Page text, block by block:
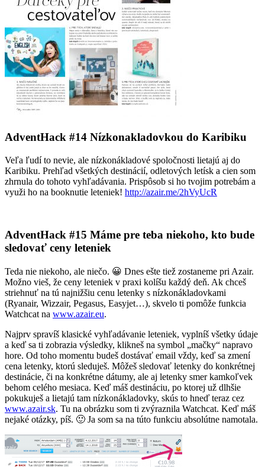
AdventHack #14 Nízkonakladovkou do Karibiku
Veľa ľudí to nevie, ale nízkonákladové spoločnosti lietajú aj do
Karibiku. Prehľad všetkých destinácií, odletových letísk a cien som
zhrnula do tohoto vyhľadávania. Prispôsob si ho tvojim potrebám a
využi ho na booknutie leteniek! http://azair.me/2hVyUcR
AdventHack #15 Máme pre teba niekoho, kto bude
sledovať ceny leteniek
Teda nie niekoho, ale niečo. 😀 Dnes ešte tiež zostaneme pri Azair.
Možno vieš, že ceny leteniek v praxi kolíšu každý deň. Ak chceš
striehnuť na tú najnižšiu cenu letenky s nízkonákladovkami
(Ryanair, Wizzair, Pegasus, Easyjet…), skvelo ti pomôže funkcia
Watchcat na www.azair.eu.
Najprv spravíš klasické vyhľadávanie leteniek, vyplníš všetky údaje
a keď sa ti zobrazia výsledky, klikneš na symbol „mačky“ napravo
hore. Od toho momentu budeš dostávať email vždy, keď sa zmení
cena letenky, ktorú sleduješ. Môžeš sledovať letenky do konkrétnej
destinácie, či na konkrétne dátumy, ale aj letenky smer kamkoľvek
behom celého mesiaca. Keď máš destináciu, po ktorej už dlhšie
pokukuješ a lietajú tam nízkonákladovky, skús to hneď teraz cez
www.azair.sk. Tu na obrázku som ti zvýraznila Watchcat. Keď máš
nejaké otázky, píš. 🙂 Ja som sa na túto funkciu absolútne namotala.